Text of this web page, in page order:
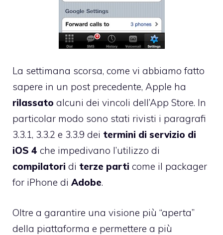
La settimana scorsa, come vi abbiamo fatto
sapere in un post precedente, Apple ha
rilassato alcuni dei vincoli dell’App Store. In
particolar modo sono stati rivisti i paragrafi
3.3.1, 3.3.2 e 3.3.9 dei termini di servizio di
iOS 4 che impedivano l’utilizzo di
compilatori di terze parti come il packager
for iPhone di Adobe.
Oltre a garantire una visione più “aperta”
della piattaforma e permettere a più